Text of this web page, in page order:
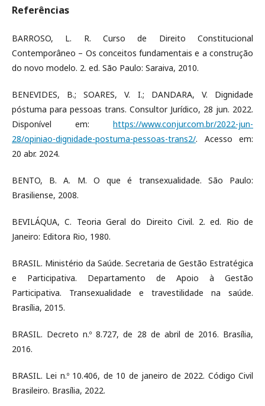
Referências
BARROSO, L. R. Curso de Direito Constitucional
Contemporâneo – Os conceitos fundamentais e a construção
do novo modelo. 2. ed. São Paulo: Saraiva, 2010.
BENEVIDES, B.; SOARES, V. I.; DANDARA, V. Dignidade
póstuma para pessoas trans. Consultor Jurídico, 28 jun. 2022.
Disponível em: https://www.conjur.com.br/2022-jun-
28/opiniao-dignidade-postuma-pessoas-trans2/. Acesso em:
20 abr. 2024.
BENTO, B. A. M. O que é transexualidade. São Paulo:
Brasiliense, 2008.
BEVILÁQUA, C. Teoria Geral do Direito Civil. 2. ed. Rio de
Janeiro: Editora Rio, 1980.
BRASIL. Ministério da Saúde. Secretaria de Gestão Estratégica
e Participativa. Departamento de Apoio à Gestão
Participativa. Transexualidade e travestilidade na saúde.
Brasília, 2015.
BRASIL. Decreto n.º 8.727, de 28 de abril de 2016. Brasília,
2016.
BRASIL. Lei n.º 10.406, de 10 de janeiro de 2022. Código Civil
Brasileiro. Brasília, 2022.